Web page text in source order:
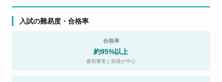
入試の難易度・合格率
合格率
約95%以上
書類審査と面接が中心